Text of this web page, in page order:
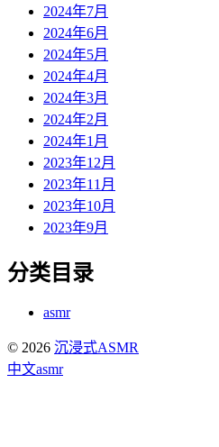
2024年7月
2024年6月
2024年5月
2024年4月
2024年3月
2024年2月
2024年1月
2023年12月
2023年11月
2023年10月
2023年9月
分类目录
asmr
© 2026 沉浸式ASMR
中文asmr